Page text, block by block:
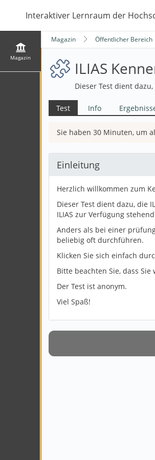
Interaktiver Lernraum der
Magazin
Magazin Öffentlicher Bereich
ILIAS
Dieser Test dient
Test Info
Sie haben 30 Minuten, um
Einleitung
Herzlich willkommen zum
Dieser Test dient dazu, die
ILIAS zur Verfügung
Anders als bei einer
beliebig oft durchführen.
Klicken Sie sich einfach
Bitte beachten Sie, dass
Der Test ist anonym.
Viel Spaß!